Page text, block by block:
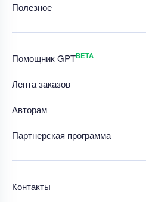
Полезное
Помощник GPTBETA
Лента заказов
Авторам
Партнерская программа
Контакты